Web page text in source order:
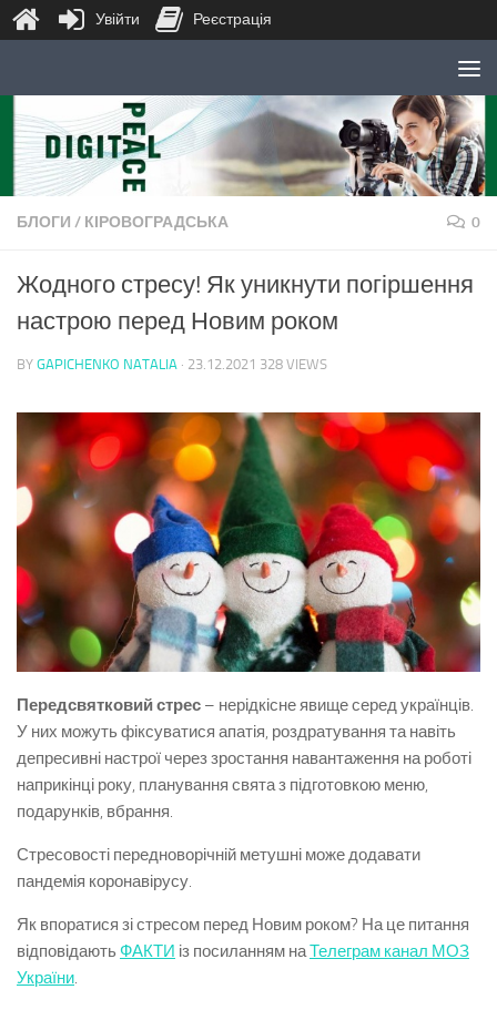
Skip to content
БЛОГИ / КІРОВОГРАДСЬКА 0
Жодного стресу! Як уникнути погіршення
настрою перед Новим роком
BY GAPICHENKO NATALIA · 23.12.2021 328 VIEWS
Передсвятковий стрес – нерідкісне явище серед українців.
У них можуть фіксуватися апатія, роздратування та навіть
депресивні настрої через зростання навантаження на роботі
наприкінці року, планування свята з підготовкою меню,
подарунків, вбрання.
Стресовості передноворічній метушні може додавати
пандемія коронавірусу.
Як впоратися зі стресом перед Новим роком? На це питання
відповідаютьФАКТИ із посиланням наТелеграм канал МОЗ
України.
Увійти Реєстрація